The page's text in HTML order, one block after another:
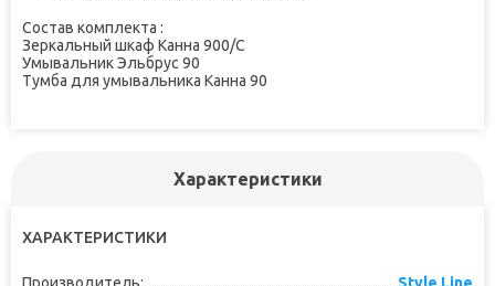
Состав комплекта :
Зеркальный шкаф Канна 900/С
Умывальник Эльбрус 90
Тумба для умывальника Канна 90
Характеристики
ХАРАКТЕРИСТИКИ
Производитель:
Style Line